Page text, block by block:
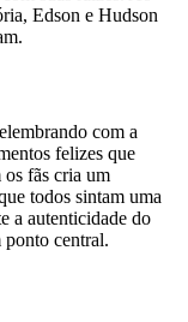
Edson e Hudson
com a
felizes que
fãs cria um
todos sintam uma
a autenticidade do
ponto central.